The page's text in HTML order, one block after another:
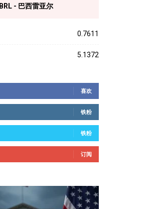
BRL - 巴西雷亚尔
0.7611
5.1372
喜欢
铁粉
铁粉
订阅